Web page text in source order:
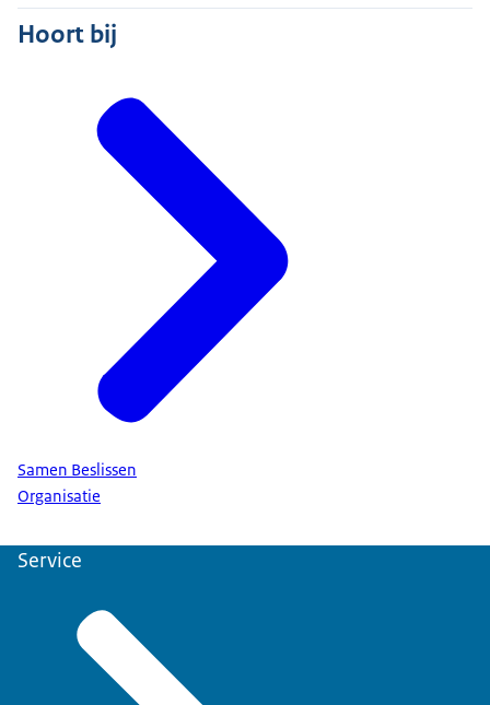
Hoort bij
Samen Beslissen
Organisatie
Service